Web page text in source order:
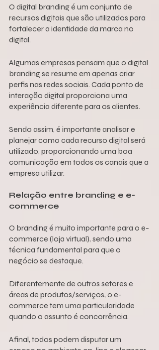
O digital branding é um conjunto de
recursos digitais que são utilizados para
fortalecer a identidade da marca no
digital.
Algumas empresas pensam que o digital
branding se resume em apenas criar
perfis nas redes sociais. Cada ponto de
interação digital proporciona uma
experiência diferente para os clientes.
Sendo assim, é importante analisar e
planejar como cada recurso digital será
utilizado, proporcionando uma boa
comunicação em todos os canais que a
empresa utilizar.
Relação entre branding e e-
commerce
O branding é muito importante para o e-
commerce (loja virtual), sendo uma
técnica fundamental para que o
negócio se destaque.
Diferentemente de outros setores e
áreas de produtos/serviços, o e-
commerce tem uma particularidade
quando o assunto é concorrência.
Afinal, todos podem disputar um